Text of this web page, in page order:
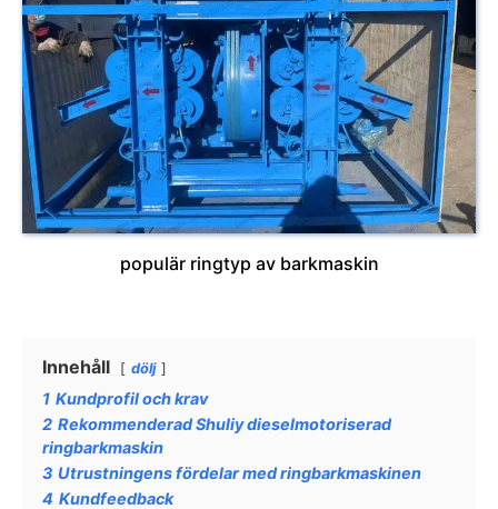
populär ringtyp av barkmaskin
Innehåll dölj
1 Kundprofil och krav
2 Rekommenderad Shuliy dieselmotoriserad
ringbarkmaskin
3 Utrustningens fördelar med ringbarkmaskinen
4 Kundfeedback